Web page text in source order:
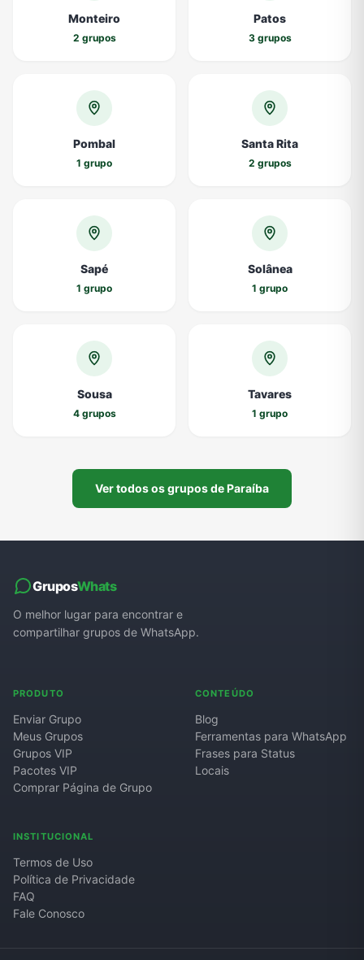
Monteiro
2 grupos
Patos
3 grupos
Pombal
1 grupo
Santa Rita
2 grupos
Sapé
1 grupo
Solânea
1 grupo
Sousa
4 grupos
Tavares
1 grupo
Ver todos os grupos de Paraíba
GruposWhats
O melhor lugar para encontrar e
compartilhar grupos de WhatsApp.
PRODUTO
Enviar Grupo
Meus Grupos
Grupos VIP
Pacotes VIP
Comprar Página de Grupo
CONTEÚDO
Blog
Ferramentas para WhatsApp
Frases para Status
Locais
INSTITUCIONAL
Termos de Uso
Política de Privacidade
FAQ
Fale Conosco